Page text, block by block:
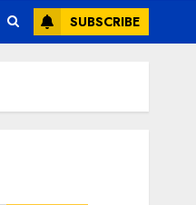
SUBSCRIBE